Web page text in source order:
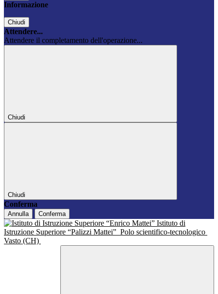
Informazione
Chiudi
Attendere...
Attendere il completamento dell'operazione...
Chiudi
Chiudi
Conferma
Annulla Conferma
Istituto di
Istruzione Superiore “Palizzi Mattei” Polo scientifico-tecnologico
Vasto (CH)